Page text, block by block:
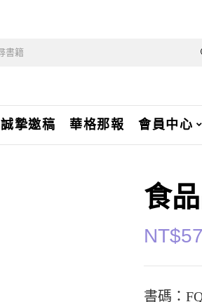
誠摯邀稿 華格那報 會員中心
食
NT$
書碼：